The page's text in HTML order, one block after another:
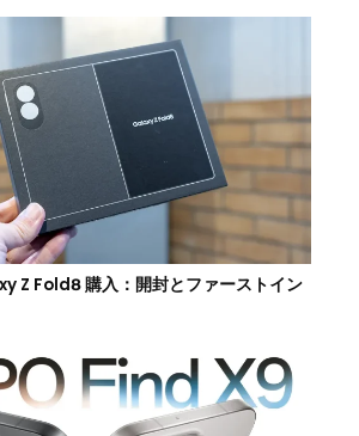
Z Fold8 購入：開封とファーストイン